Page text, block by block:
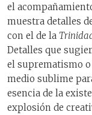
el
muestra detalles
con el de la
Detalles que
el suprematismo o
medio sublime
esencia de la
explosión de